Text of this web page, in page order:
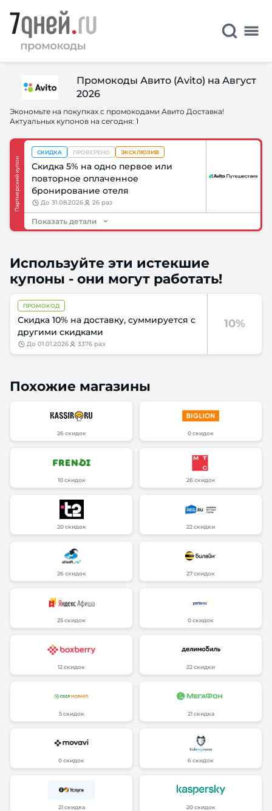
Промокоды Авито (Avito) на Август
2026
Экономьте на покупках с промокодами Авито Доставка!
Актуальных купонов на сегодня: 1
Партнерский купон
СКИДКА ПРОВЕРЕНО ЭКСКЛЮЗИВ
Скидка 5% на одно первое или
повторное оплаченное
бронирование отеля
до 31.08.2026 26 раз
Показать детали
Используйте эти истекшие
купоны - они могут работать!
10%
ПРОМОКОД
Скидка 10% на доставку, суммируется с
другими скидками
до 01.01.2026 3376 раз
Похожие магазины
26 скидок 0 скидок
10 скидок 26 скидок
20 скидок 22 скидки
26 скидок 27 скидок
25 скидок 0 скидок
12 скидок 22 скидки
5 скидок 21 скидка
0 скидок 6 скидок
21 скидка 20 скидок